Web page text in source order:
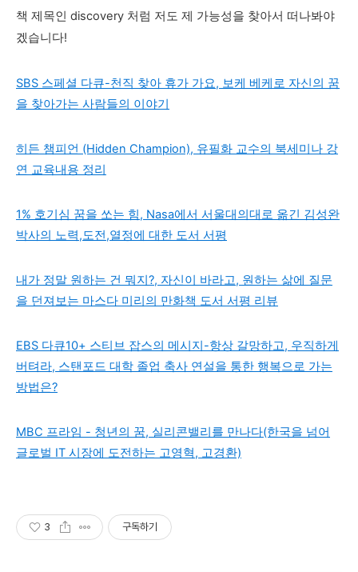
책 제목인 discovery 처럼 저도 제 가능성을 찾아서 떠나봐야
겠습니다!
SBS 스페셜 다큐-천직 찾아 휴가 가요, 보케 베케로 자신의 꿈
을 찾아가는 사람들의 이야기
히든 챔피언 (Hidden Champion), 유필화 교수의 북세미나 강
연 교육내용 정리
1% 호기심 꿈을 쏘는 힘, Nasa에서 서울대의대로 옮긴 김성완
박사의 노력,도전,열정에 대한 도서 서평
내가 정말 원하는 건 뭐지?, 자신이 바라고, 원하는 삶에 질문
을 던져보는 마스다 미리의 만화책 도서 서평 리뷰
EBS 다큐10+ 스티브 잡스의 메시지-항상 갈망하고, 우직하게
버텨라, 스탠포드 대학 졸업 축사 연설을 통한 행복으로 가는
방법은?
MBC 프라임 - 청년의 꿈, 실리콘밸리를 만나다(한국을 넘어
글로벌 IT 시장에 도전하는 고영혁, 고경환)
3 구독하기